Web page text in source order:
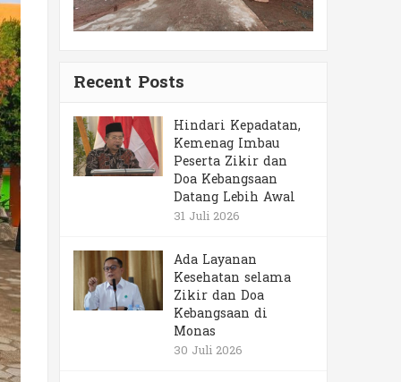
Recent Posts
Hindari Kepadatan,
Kemenag Imbau
Peserta Zikir dan
Doa Kebangsaan
Datang Lebih Awal
31 Juli 2026
Ada Layanan
Kesehatan selama
Zikir dan Doa
Kebangsaan di
Monas
30 Juli 2026